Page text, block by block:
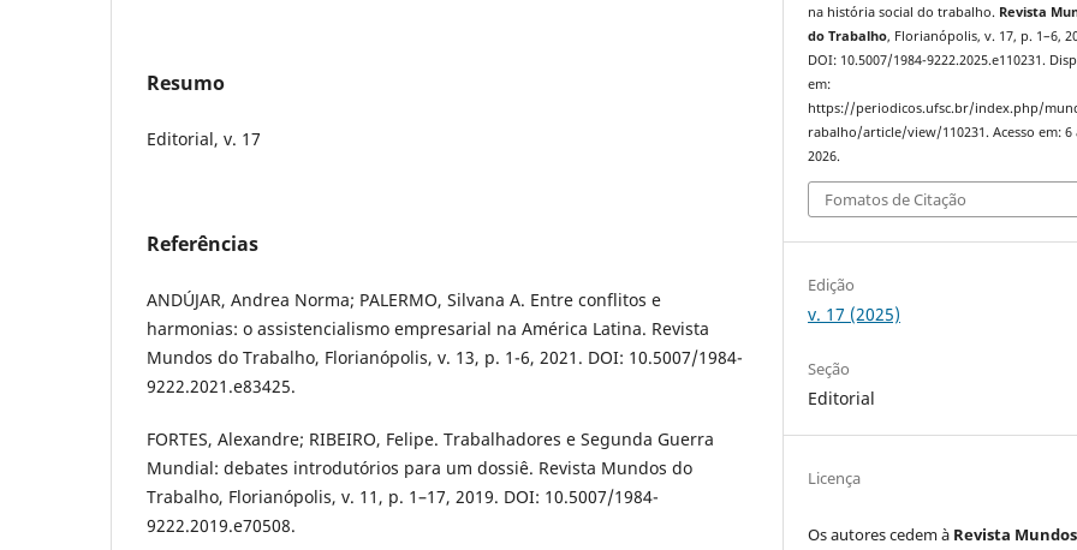
Resumo
Editorial, v. 17
Referências
ANDÚJAR, Andrea Norma; PALERMO, Silvana A. Entre conflitos e
harmonias: o assistencialismo empresarial na América Latina. Revista
Mundos do Trabalho, Florianópolis, v. 13, p. 1-6, 2021. DOI: 10.5007/1984-
9222.2021.e83425.
FORTES, Alexandre; RIBEIRO, Felipe. Trabalhadores e Segunda Guerra
Mundial: debates introdutórios para um dossiê. Revista Mundos do
Trabalho, Florianópolis, v. 11, p. 1–17, 2019. DOI: 10.5007/1984-
9222.2019.e70508.
na história social do trabalho. Revista
do Trabalho, Florianópolis, v. 17, p. 1–6,
DOI: 10.5007/1984-9222.2025.e110231.
em:
https://periodicos.ufsc.br/index.php/
rabalho/article/view/110231. Acesso em: 6
2026.
Fomatos de Citação
Edição
v. 17 (2025)
Seção
Editorial
Licença
Os autores cedem à Revista